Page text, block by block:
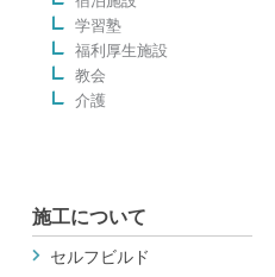
学習塾
福利厚生施設
教会
介護
施工について
セルフビルド